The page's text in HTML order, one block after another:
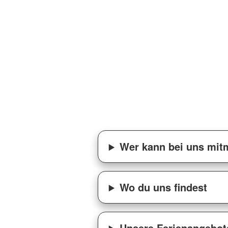
Wer kann bei uns
Wo du uns findest